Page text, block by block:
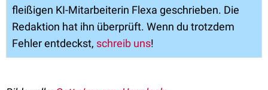
fleißigen KI-Mitarbeiterin Flexa geschrieben. Die
Redaktion hat ihn überprüft. Wenn du trotzdem
Fehler entdeckst, schreib uns!